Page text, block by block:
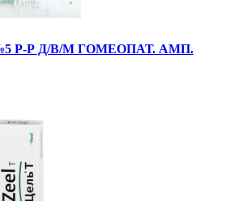
Р-Р Д/В/М ГОМЕОПАТ. АМП.